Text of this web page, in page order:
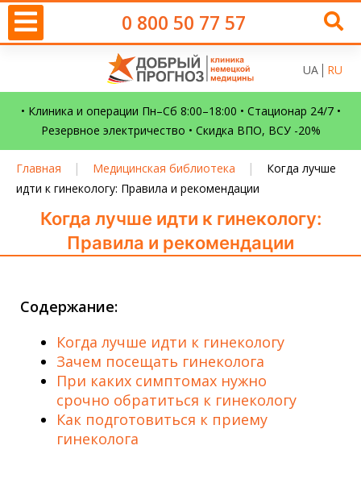
0 800 50 77 57
UA RU
• Клиника и операции Пн–Сб 8:00–18:00 • Стационар 24/7 •
Резервное электричество • Скидка ВПО, ВСУ -20%
Главная | Медицинская библиотека |
Когда лучше
идти к гинекологу: Правила и рекомендации
Когда лучше идти к гинекологу:
Правила и рекомендации
Содержание:
Когда лучше идти к гинекологу
Зачем посещать гинеколога
При каких симптомах нужно
срочно обратиться к гинекологу
Как подготовиться к приему
гинеколога